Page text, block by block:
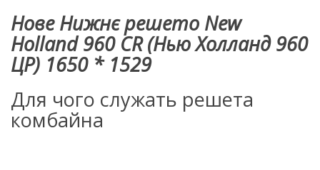
Нове Нижнє решето New
Holland 960 CR (Нью Холланд 960
ЦР) 1650 * 1529
Для чого служать решета
комбайна